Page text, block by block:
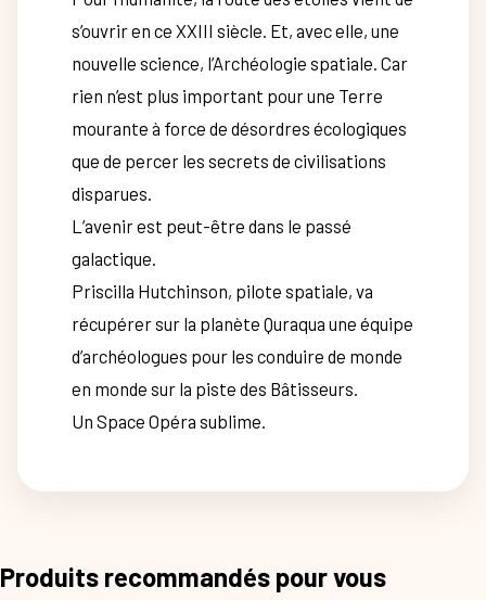
s’ouvrir en ce XXIII siècle. Et, avec elle, une
nouvelle science, l’Archéologie spatiale. Car
rien n’est plus important pour une Terre
mourante à force de désordres écologiques
que de percer les secrets de civilisations
disparues.
L’avenir est peut-être dans le passé
galactique.
Priscilla Hutchinson, pilote spatiale, va
récupérer sur la planète Quraqua une équipe
d’archéologues pour les conduire de monde
en monde sur la piste des Bâtisseurs.
Un Space Opéra sublime.
Produits recommandés pour vous